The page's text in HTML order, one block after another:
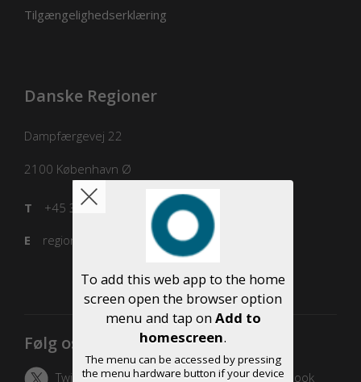
Tilgængelighedserklæring
Danske Regioner
Dampfærgevej 22
2100 København Ø
+45 3529 8100
T
regioner@regioner.dk
E
Følg os
Twitter LinkedIn Facebook
To add this web app to the home
screen open the browser option
menu and tap onAdd to
homescreen.
The menu can be accessed by pressing
the menu hardware button if your device